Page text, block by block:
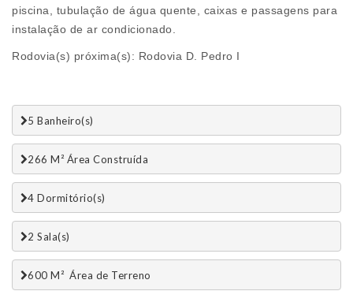
piscina, tubulação de água quente, caixas e passagens para
instalação de ar condicionado.
Rodovia(s) próxima(s): Rodovia D. Pedro I
5 Banheiro(s)
266 M² Área Construída
4 Dormitório(s)
2 Sala(s)
600 M²  Área de Terreno